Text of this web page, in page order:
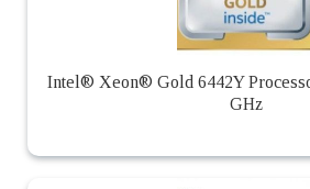
Intel® Xeon® Gold 6442Y
GHz